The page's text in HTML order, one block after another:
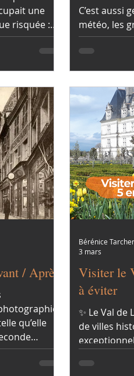
une
risquée :
C’est aussi
météo, les
honnêtes : se
dans
finissent
monde.
/ Après
qu’elle
de pouvoir
Visiter le
à éviter
✨ Le Val
de villes
Bérénice Tarcher
3 mars